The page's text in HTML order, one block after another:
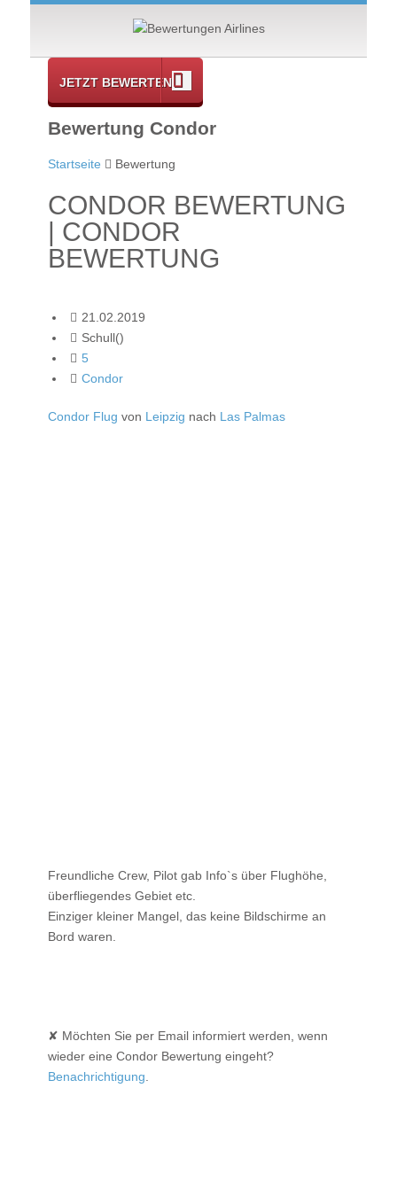
JETZT BEWERTEN
Bewertung Condor
Startseite Bewertung
CONDOR BEWERTUNG
| CONDOR
BEWERTUNG
21.02.2019
Schull()
5
Condor
Condor Flug von Leipzig nach Las Palmas
Freundliche Crew, Pilot gab Info`s über Flughöhe,
überfliegendes Gebiet etc.
Einziger kleiner Mangel, das keine Bildschirme an
Bord waren.
✘ Möchten Sie per Email informiert werden, wenn
wieder eine Condor Bewertung eingeht?
Benachrichtigung